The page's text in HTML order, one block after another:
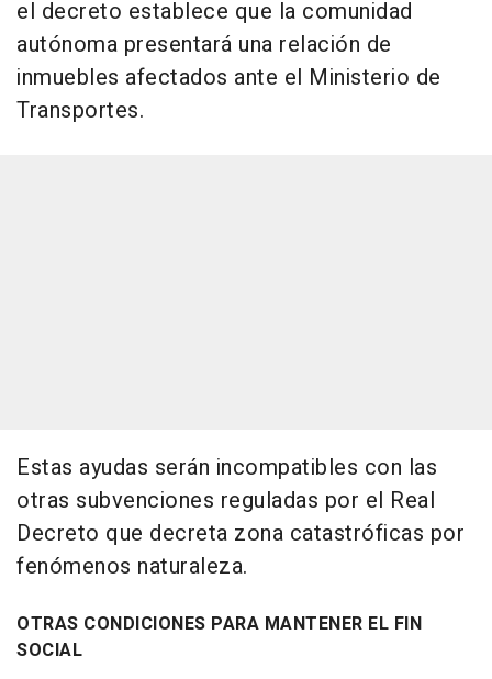
el decreto establece que la comunidad
autónoma presentará una relación de
inmuebles afectados ante el Ministerio de
Transportes.
Estas ayudas serán incompatibles con las
otras subvenciones reguladas por el Real
Decreto que decreta zona catastróficas por
fenómenos naturaleza.
OTRAS CONDICIONES PARA MANTENER EL FIN
SOCIAL